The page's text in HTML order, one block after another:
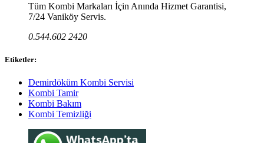
Tüm Kombi Markaları İçin Anında Hizmet Garantisi,
7/24 Vaniköy Servis.
0.544.602 2420
Etiketler:
Demirdöküm Kombi Servisi
Kombi Tamir
Kombi Bakım
Kombi Temizliği